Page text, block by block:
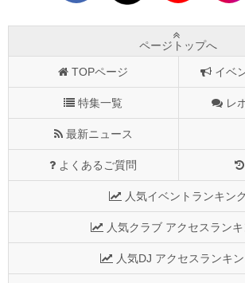
ページトップへ
TOPページ イベ
特集一覧 レ
最新ニュース
よくあるご質問
人気イベントランキン
人気クラブ アクセスラン
人気DJ アクセスランキ